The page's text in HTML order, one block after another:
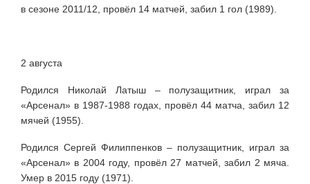
в сезоне 2011/12, провёл 14 матчей, забил 1 гол (1989).
2 августа
Родился Николай Латыш – полузащитник, играл за
«Арсенал» в 1987-1988 годах, провёл 44 матча, забил 12
мячей (1955).
Родился Сергей Филиппенков – полузащитник, играл за
«Арсенал» в 2004 году, провёл 27 матчей, забил 2 мяча.
Умер в 2015 году (1971).